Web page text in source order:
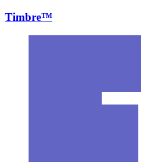
Timbre™